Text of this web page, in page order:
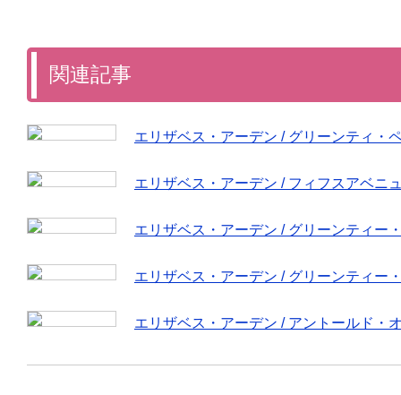
関連記事
エリザベス・アーデン / グリーンティ・
エリザベス・アーデン / フィフスアベニ
エリザベス・アーデン / グリーンティー
エリザベス・アーデン / グリーンティー
エリザベス・アーデン / アントールド・